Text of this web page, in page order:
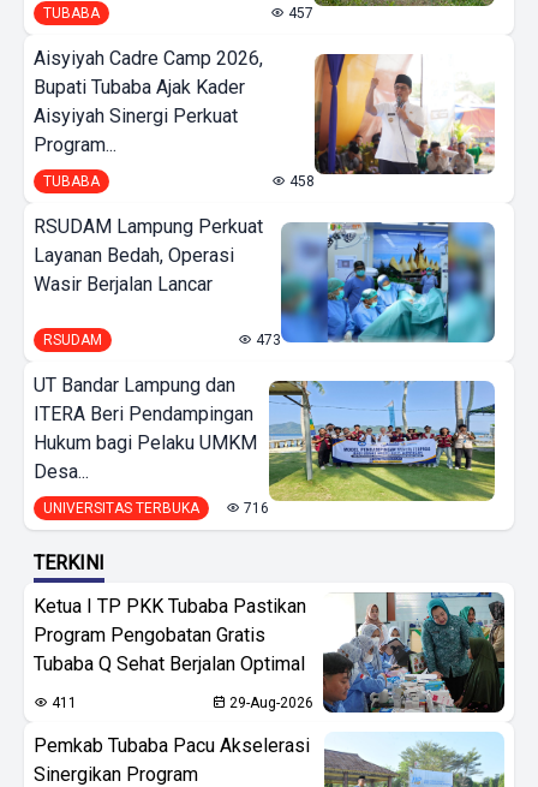
TUBABA 457
Aisyiyah Cadre Camp 2026,
Bupati Tubaba Ajak Kader
Aisyiyah Sinergi Perkuat
Program...
TUBABA 458
RSUDAM Lampung Perkuat
Layanan Bedah, Operasi
Wasir Berjalan Lancar
RSUDAM 473
UT Bandar Lampung dan
ITERA Beri Pendampingan
Hukum bagi Pelaku UMKM
Desa...
UNIVERSITAS TERBUKA 716
TERKINI
Ketua I TP PKK Tubaba Pastikan
Program Pengobatan Gratis
Tubaba Q Sehat Berjalan Optimal
411 29-Aug-2026
Pemkab Tubaba Pacu Akselerasi
Sinergikan Program